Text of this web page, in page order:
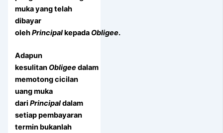
muka yang telah
dibayar
olehPrincipalkepada Obligee.
Adapun
kesulitan Obligeedalam
memotong cicilan
uang muka
dariPrincipaldalam
setiap pembayaran
termin bukanlah